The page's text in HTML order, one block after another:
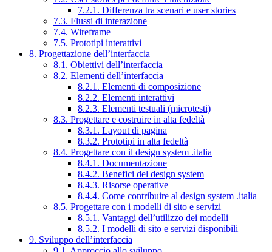
7.2.1. Differenza tra scenari e user stories
7.3. Flussi di interazione
7.4. Wireframe
7.5. Prototipi interattivi
8. Progettazione dell’interfaccia
8.1. Obiettivi dell’interfaccia
8.2. Elementi dell’interfaccia
8.2.1. Elementi di composizione
8.2.2. Elementi interattivi
8.2.3. Elementi testuali (microtesti)
8.3. Progettare e costruire in alta fedeltà
8.3.1. Layout di pagina
8.3.2. Prototipi in alta fedeltà
8.4. Progettare con il design system .italia
8.4.1. Documentazione
8.4.2. Benefici del design system
8.4.3. Risorse operative
8.4.4. Come contribuire al design system .italia
8.5. Progettare con i modelli di sito e servizi
8.5.1. Vantaggi dell’utilizzo dei modelli
8.5.2. I modelli di sito e servizi disponibili
9. Sviluppo dell’interfaccia